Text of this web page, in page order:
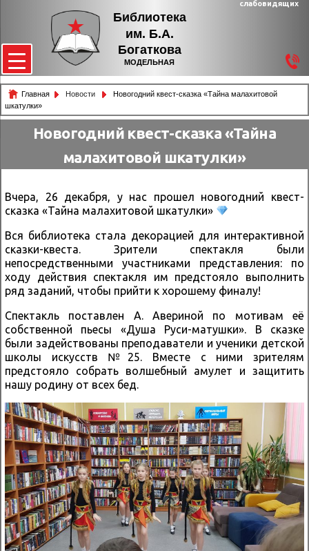
Библиотека
им. Б.А.
Богаткова
МОДЕЛЬНАЯ
слабовидящих
Главная Новости
Новогодний квест-сказка «Тайна малахитовой
шкатулки»
Новогодний квест-сказка «Тайна
малахитовой шкатулки»
Вчера, 26 декабря, у нас прошел новогодний квест-
сказка «Тайна малахитовой шкатулки»
Вся библиотека стала декорацией для интерактивной
сказки-квеста. Зрители спектакля были
непосредственными участниками представления: по
ходу действия спектакля им предстояло выполнить
ряд заданий, чтобы прийти к хорошему финалу!
Спектакль поставлен А. Авериной по мотивам её
собственной пьесы «Душа Руси-матушки». В сказке
были задействованы преподаватели и ученики детской
школы искусств №25. Вместе с ними зрителям
предстояло собрать волшебный амулет и защитить
нашу родину от всех бед.